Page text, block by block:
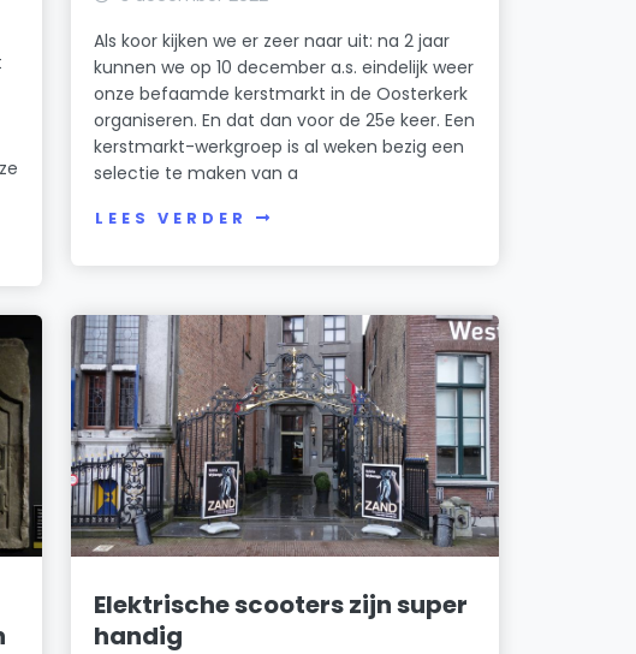
Als koor kijken we er zeer naar uit: na 2 jaar
kunnen we op 10 december a.s. eindelijk weer
onze befaamde kerstmarkt in de Oosterkerk
organiseren. En dat dan voor de 25e keer. Een
kerstmarkt-werkgroep is al weken bezig een
selectie te maken van a
LEES VERDER
Elektrische scooters zijn super
handig